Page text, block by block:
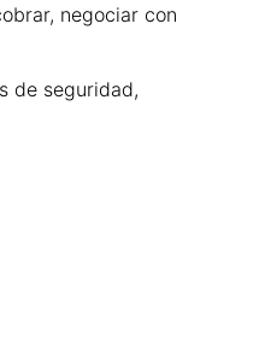
negociar con
de seguridad,